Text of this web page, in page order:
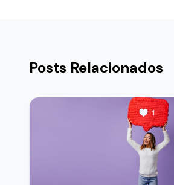
Posts Relacionados